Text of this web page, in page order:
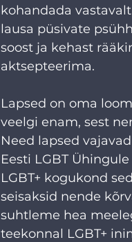
kohandada
lausa püsivate
soost ja kehast
aktsepteerima.
Lapsed on oma
veelgi enam, sest
Need lapsed
Eesti LGBT
LGBT+ kogukond
seisaksid nende
suhtleme hea
teekonnal LGBT+